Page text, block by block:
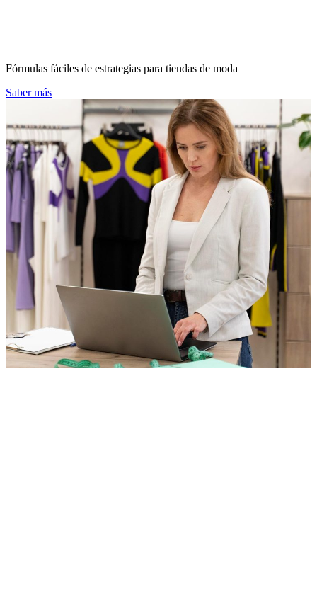
Fórmulas fáciles de estrategias para tiendas de moda
Saber más